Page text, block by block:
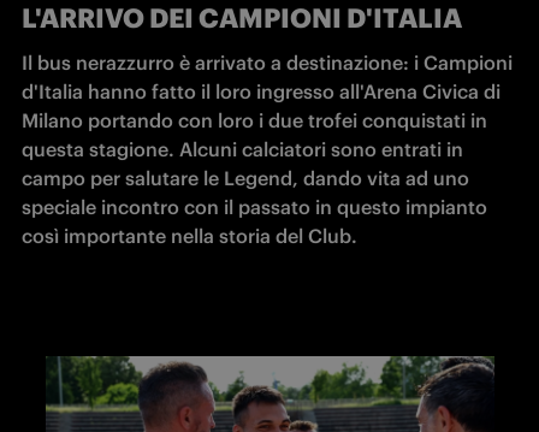
L'ARRIVO DEI CAMPIONI D'ITALIA
Il bus nerazzurro è arrivato a destinazione: i Campioni
d'Italia hanno fatto il loro ingresso all'Arena Civica di
Milano portando con loro i due trofei conquistati in
questa stagione. Alcuni calciatori sono entrati in
campo per salutare le Legend, dando vita ad uno
speciale incontro con il passato in questo impianto
così importante nella storia del Club.